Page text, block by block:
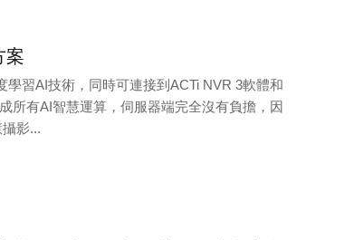
案
學習AI技術，同時可連接到ACTi NVR 3軟體和
所有AI智慧運算，伺服器端完全沒有負擔，因
影...